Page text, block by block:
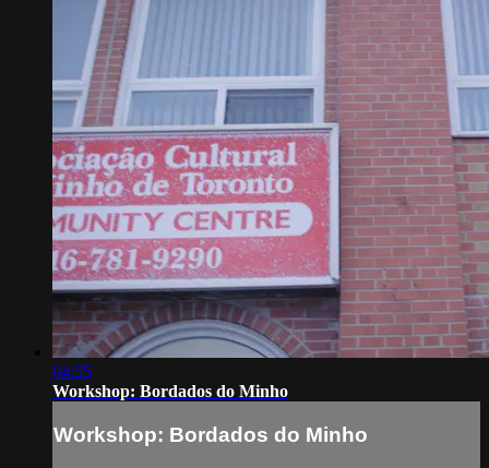
04:55
Workshop: Bordados do Minho
Workshop: Bordados do Minho